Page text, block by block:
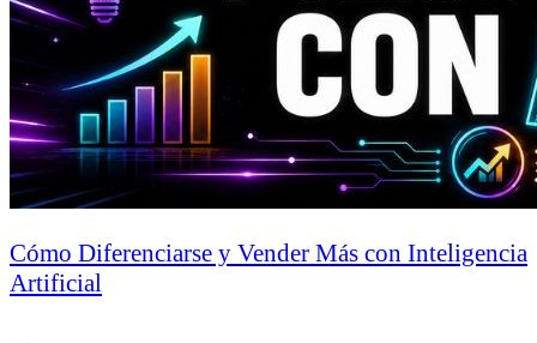
Cómo Diferenciarse y Vender Más con Inteligencia
Artificial